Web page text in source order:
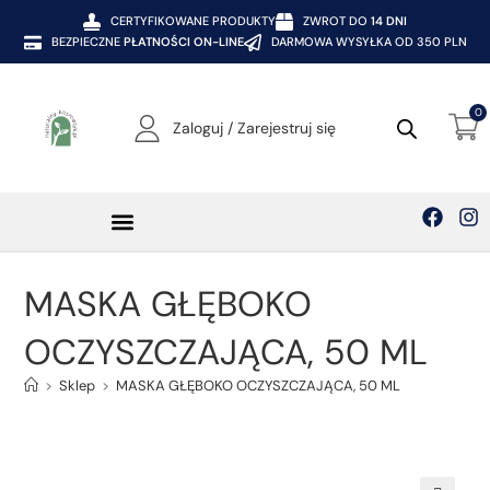
CERTYFIKOWANE PRODUKTY ZWROT DO 14 DNI
BEZPIECZNE PŁATNOŚCI ON-LINE DARMOWA WYSYŁKA OD 350 PLN
Zaloguj / Zarejestruj się
0
MASKA GŁĘBOKO
OCZYSZCZAJĄCA, 50 ML
> Sklep > MASKA GŁĘBOKO OCZYSZCZAJĄCA, 50 ML